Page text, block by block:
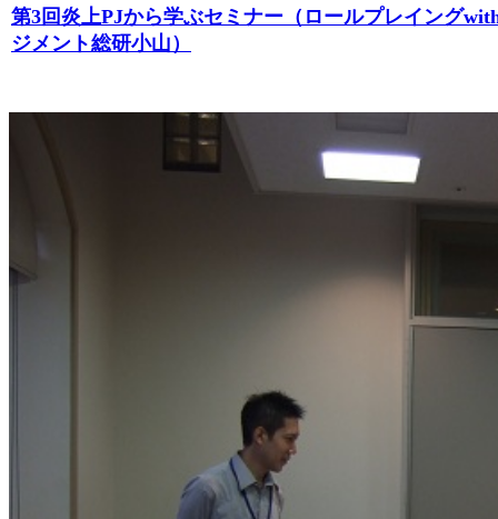
第3回炎上PJから学ぶセミナー（ロールプレイング
ジメント総研小山）